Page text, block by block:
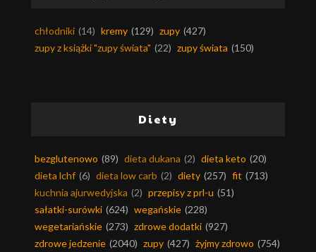
chłodniki (14) kremy (129) zupy (427)
zupy z książki "zupy świata" (22) zupy świata (150)
Diety
bezglutenowo (89) dieta dukana (2) dieta keto (20)
dieta lchf (6) dieta low carb (2) diety (257) fit (713)
kuchnia ajurwedyjska (2) przepisy z prl-u (51)
sałatki-surówki (624) wegańskie (228)
wegetariańskie (273) zdrowe dodatki (927)
zdrowe jedzenie (2040) zupy (427) żyjmy zdrowo (754)